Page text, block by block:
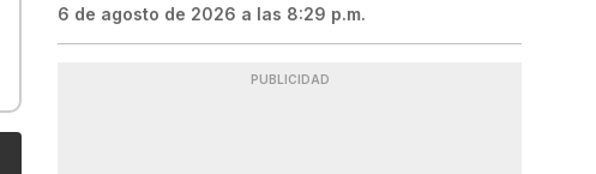
6 de agosto de 2026 a las 8:29 p.m.
PUBLICIDAD